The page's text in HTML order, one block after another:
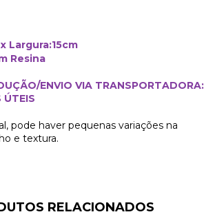
Largura:15cm
Resina
ENVIO VIA TRANSPORTADORA:
ÚTEIS
pode haver pequenas variações na
e textura.
RELACIONADOS